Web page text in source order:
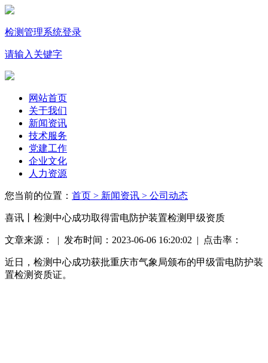
检测管理系统登录
请输入关键字
网站首页
关于我们
新闻资讯
技术服务
党建工作
企业文化
人力资源
您当前的位置： 首页 > 新闻资讯 > 公司动态
喜讯丨检测中心成功取得雷电防护装置检测甲级资质
文章来源： | 发布时间：2023-06-06 16:20:02 | 点击率：
近日，检测中心成功获批重庆市气象局颁布的甲级雷电防护装
置检测资质证。